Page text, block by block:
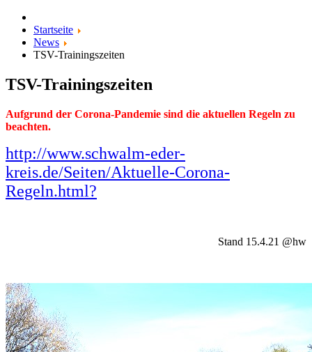
Startseite
News
TSV-Trainingszeiten
TSV-Trainingszeiten
Aufgrund der Corona-Pandemie sind die aktuellen Regeln zu
beachten.
http://www.schwalm-eder-
kreis.de/Seiten/Aktuelle-Corona-
Regeln.html?
Stand 15.4.21 @hw